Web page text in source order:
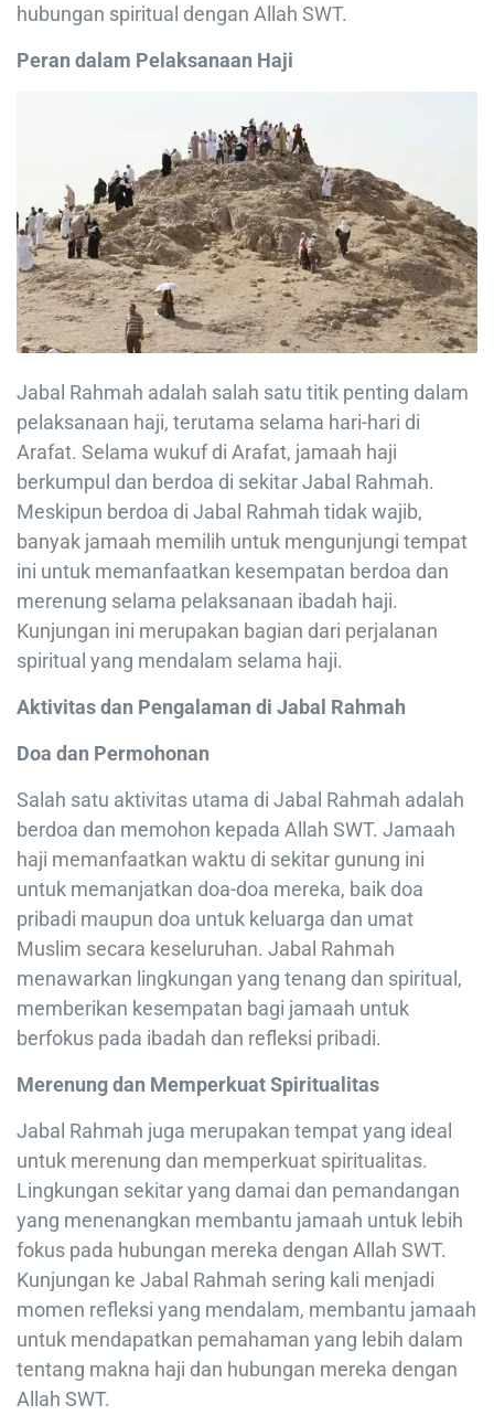
hubungan spiritual dengan Allah SWT.
Peran dalam Pelaksanaan Haji
Jabal Rahmah adalah salah satu titik penting dalam
pelaksanaan haji, terutama selama hari-hari di
Arafat. Selama wukuf di Arafat, jamaah haji
berkumpul dan berdoa di sekitar Jabal Rahmah.
Meskipun berdoa di Jabal Rahmah tidak wajib,
banyak jamaah memilih untuk mengunjungi tempat
ini untuk memanfaatkan kesempatan berdoa dan
merenung selama pelaksanaan ibadah haji.
Kunjungan ini merupakan bagian dari perjalanan
spiritual yang mendalam selama haji.
Aktivitas dan Pengalaman di Jabal Rahmah
Doa dan Permohonan
Salah satu aktivitas utama di Jabal Rahmah adalah
berdoa dan memohon kepada Allah SWT. Jamaah
haji memanfaatkan waktu di sekitar gunung ini
untuk memanjatkan doa-doa mereka, baik doa
pribadi maupun doa untuk keluarga dan umat
Muslim secara keseluruhan. Jabal Rahmah
menawarkan lingkungan yang tenang dan spiritual,
memberikan kesempatan bagi jamaah untuk
berfokus pada ibadah dan refleksi pribadi.
Merenung dan Memperkuat Spiritualitas
Jabal Rahmah juga merupakan tempat yang ideal
untuk merenung dan memperkuat spiritualitas.
Lingkungan sekitar yang damai dan pemandangan
yang menenangkan membantu jamaah untuk lebih
fokus pada hubungan mereka dengan Allah SWT.
Kunjungan ke Jabal Rahmah sering kali menjadi
momen refleksi yang mendalam, membantu jamaah
untuk mendapatkan pemahaman yang lebih dalam
tentang makna haji dan hubungan mereka dengan
Allah SWT.